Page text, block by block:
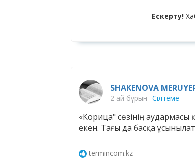
Ескерту!
SHAKENOVA
2 ай бұрын Сілтеме
«Корица" сөзінің
екен. Тағы да басқа
termincom.kz